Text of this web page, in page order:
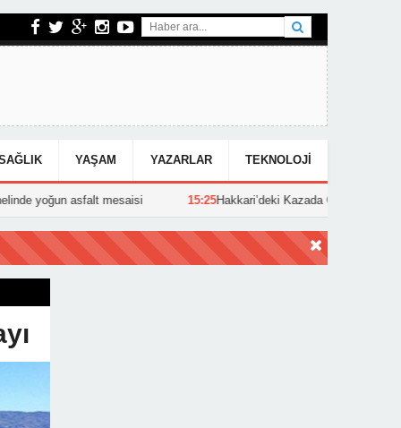
YAŞAM YAZARLAR TEKNOLOJI
mesaisi 15:25 Hakkari’deki Kazada Can Kaybı!